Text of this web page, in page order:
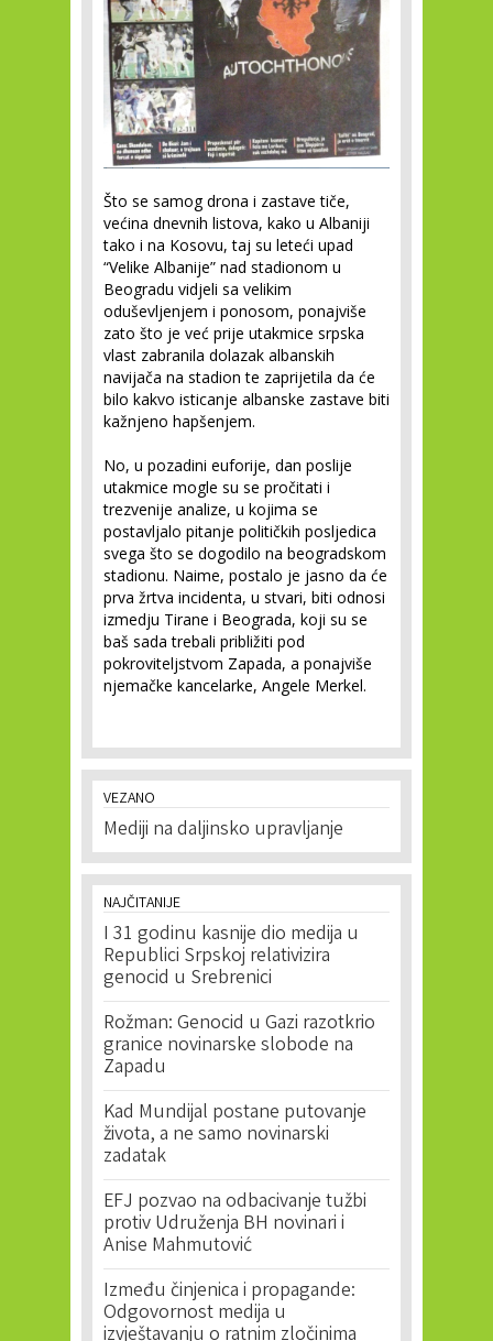
Što se samog drona i zastave tiče,
većina dnevnih listova, kako u Albaniji
tako i na Kosovu, taj su leteći upad
“Velike Albanije” nad stadionom u
Beogradu vidjeli sa velikim
oduševljenjem i ponosom, ponajviše
zato što je već prije utakmice srpska
vlast zabranila dolazak albanskih
navijača na stadion te zaprijetila da će
bilo kakvo isticanje albanske zastave biti
kažnjeno hapšenjem.
No, u pozadini euforije, dan poslije
utakmice mogle su se pročitati i
trezvenije analize, u kojima se
postavljalo pitanje političkih posljedica
svega što se dogodilo na beogradskom
stadionu. Naime, postalo je jasno da će
prva žrtva incidenta, u stvari, biti odnosi
izmedju Tirane i Beograda, koji su se
baš sada trebali približiti pod
pokroviteljstvom Zapada, a ponajviše
njemačke kancelarke, Angele Merkel.
VEZANO
Mediji na daljinsko upravljanje
NAJČITANIJE
I 31 godinu kasnije dio medija u
Republici Srpskoj relativizira
genocid u Srebrenici
Rožman: Genocid u Gazi razotkrio
granice novinarske slobode na
Zapadu
Kad Mundijal postane putovanje
života, a ne samo novinarski
zadatak
EFJ pozvao na odbacivanje tužbi
protiv Udruženja BH novinari i
Anise Mahmutović
Između činjenica i propagande:
Odgovornost medija u